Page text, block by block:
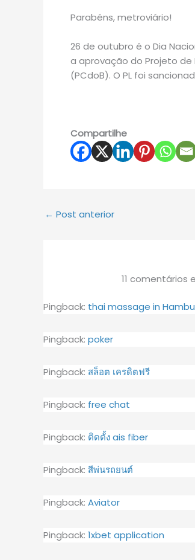
Parabéns, metroviário!
26 de outubro é o Dia
a aprovação do Projeto
(PCdoB). O PL foi
Compartilhe
← Post anterior
11 comentários
Pingback: thai massage in
Pingback: poker
Pingback: สล็อต เครดิตฟรี
Pingback: free chat
Pingback: ติดตั้ง ais fiber
Pingback: สีพ่นรถยนต์
Pingback: Aviator
Pingback: 1xbet application